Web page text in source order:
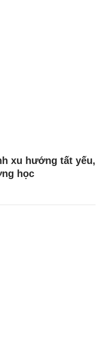
xu hướng tất yếu,
học